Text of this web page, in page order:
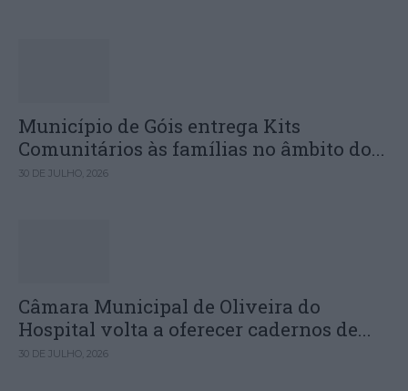
Município de Góis entrega Kits
Comunitários às famílias no âmbito do...
30 DE JULHO, 2026
Câmara Municipal de Oliveira do
Hospital volta a oferecer cadernos de...
30 DE JULHO, 2026